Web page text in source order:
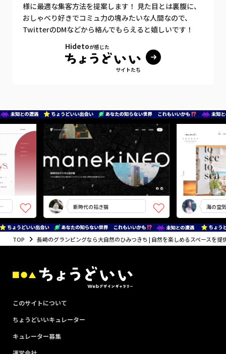
様に最適な集客方法を提案します！ 見た目とは裏腹に、
おしゃべり好きでコミュ力の塊みたいな人間なので、
TwitterのDMなどから絡んでもらえると嬉しいです！
Hidetoが感じた
サイトたち
新時代の招き猫 海の空気が味
TOP 長崎のグランピングなら大自然のひみつきち | 自然を楽しめるスペースを提
このサイトについて
ちょうどいいキュレーター
キュレーター募集